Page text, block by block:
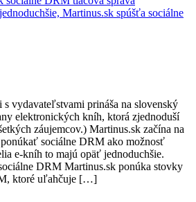
Martinus.sk spúšťa sociálne
vydavateľstvami prináša na slovenský
elektronických kníh, ktorá zjednoduší
záujemcov.) Martinus.sk začína na
sociálne DRM ako možnosť
e-kníh to majú opäť jednoduchšie.
DRM Martinus.sk ponúka stovky
ktoré uľahčuje […]